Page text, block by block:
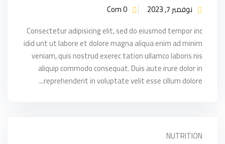
تسجيل الدخول
من نحن
نوفمبر 7, 2023
Com 0
Consectetur adipisicing elit, sed do eiusmod tempor inc
idid unt ut labore et dolore magna aliqua enim ad minim
veniam, quis nostrud exerec tation ullamco laboris nis
aliquip commodo consequat. Duis aute irure dolor in
reprehenderit in voluptate velit esse cillum dolore...
NUTRITION
تذكر لي فقدت كلمة المرور الخاصة بك ؟